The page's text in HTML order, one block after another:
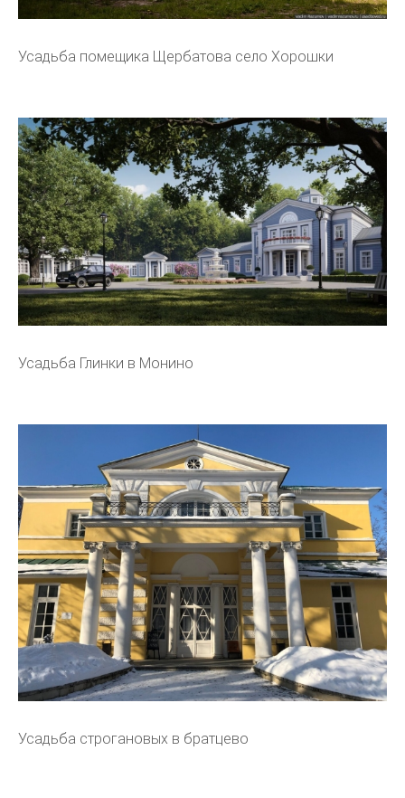
Усадьба помещика Щербатова село Хорошки
Усадьба Глинки в Монино
Усадьба строгановых в братцево